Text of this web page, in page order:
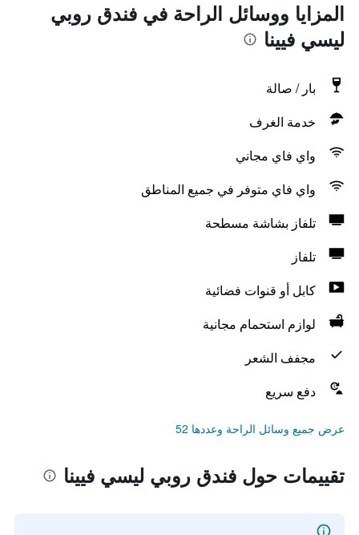
المزايا ووسائل الراحة في فندق روبي
ليسي فيينا
بار / صالة
خدمة الغرف
واي فاي مجاني
واي فاي متوفر في جميع المناطق
تلفاز بشاشة مسطحة
تلفاز
كابل أو قنوات فضائية
لوازم استحمام مجانية
مجفف الشعر
دفع سريع
عرض جميع وسائل الراحة وعددها 52
تقييمات حول فندق روبي ليسي فيينا